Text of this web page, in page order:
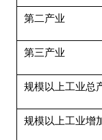
第二产业
第三产业
规模以上工业总
规模以上工业增